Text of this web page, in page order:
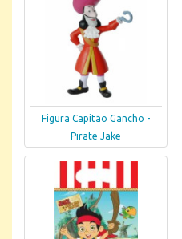
Figura Capitão Gancho -
Pirate Jake